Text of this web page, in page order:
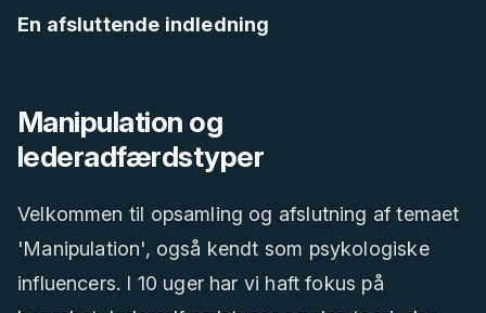
En afsluttende indledning
Manipulation og
lederadfærdstyper
Velkommen til opsamling og afslutning af temaet
'Manipulation', også kendt som psykologiske
influencers. I 10 uger har vi haft fokus på